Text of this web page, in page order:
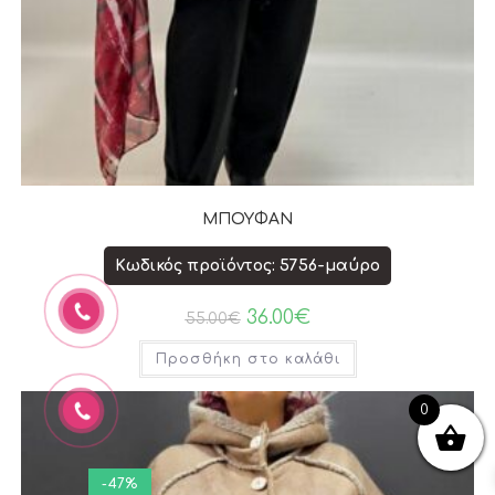
ΜΠΟΥΦΑΝ
Κωδικός προϊόντος: 5756-μαύρο
55.00€ 36.00€
Προσθήκη στο καλάθι
-47%
0